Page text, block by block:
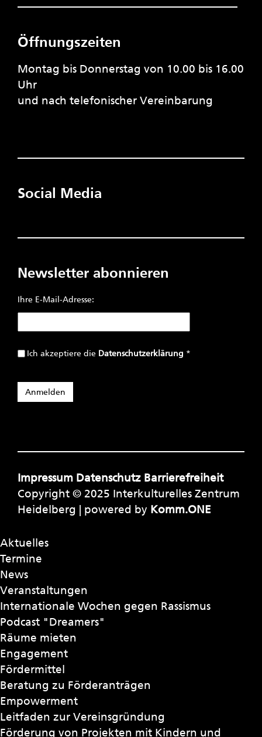
Öffnungszeiten
Montag bis Donnerstag von 10.00 bis 16.00
Uhr
und nach telefonischer Vereinbarung
Social Media
Newsletter abonnieren
Ihre E-Mail-Adresse:
Ich akzeptiere die Datenschutzerklärung *
Impressum Datenschutz Barrierefreiheit
Copyright © 2025 Interkulturelles Zentrum
Heidelberg | powered by Komm.ONE
Aktuelles
Termine
News
Veranstaltungen
Internationale Wochen gegen Rassismus
Podcast "Dreamers"
Räume mieten
Engagement
Fördermittel
Beratung zu Förderanträgen
Empowerment
Leitfaden zur Vereinsgründung
Förderung von Projekten mit Kindern und